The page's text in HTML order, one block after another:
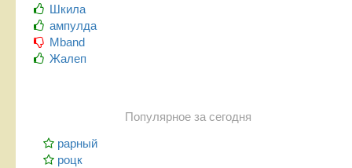
Шкила
ампулда
Mband
Жалеп
Популярное за сегодня
рарный
роцк